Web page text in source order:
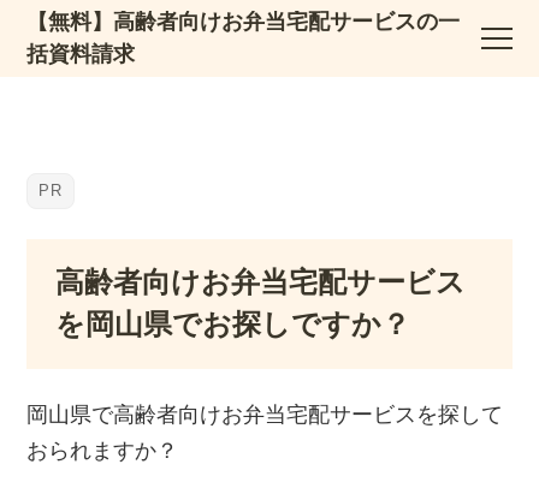
【無料】高齢者向けお弁当宅配サービスの一
括資料請求
高齢者向けお弁当宅配サービス
を岡山県でお探しですか？
岡山県で高齢者向けお弁当宅配サービスを探して
おられますか？